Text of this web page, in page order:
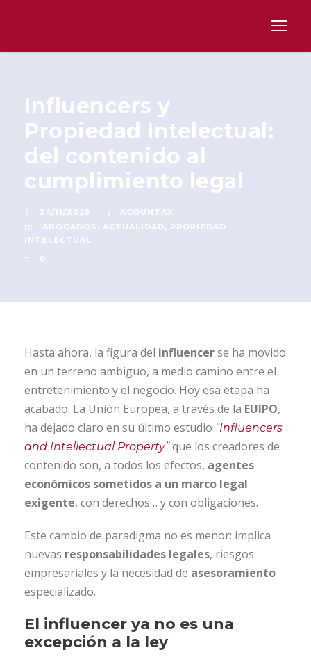
Influencers y
Propiedad Intelectual:
del contenido al
cumplimiento legal
24/11/2025
ACOUNTAX
ABOGADOS , ACTUALIDAD , PROPIEDAD
INTELECTUAL
0
Hasta ahora, la figura del influencerse ha movido
en un terreno ambiguo, a medio camino entre el
entretenimiento y el negocio. Hoy esa etapa ha
acabado. La Unión Europea, a través de la EUIPO,
ha dejado claro en su último estudio “Influencers
and Intellectual Property” que los creadores de
contenido son, a todos los efectos, agentes
económicos sometidos a un marco legal
exigente, con derechos… y con obligaciones.
Este cambio de paradigma no es menor: implica
nuevas responsabilidades legales, riesgos
empresariales y la necesidad de asesoramiento
especializado.
El influencer ya no es una
excepción a la ley